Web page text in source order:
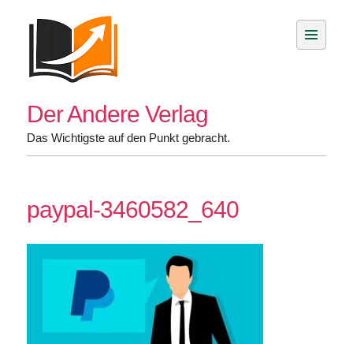
Der Andere Verlag
Das Wichtigste auf den Punkt gebracht.
paypal-3460582_640